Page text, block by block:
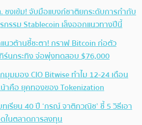
ชงเข้ม! จับมือแบงก์ชาติยกระดับการกำกับ
กรรม Stablecoin เล็งออกแนวทางปีนี้
นวต้านชี้ชะตา! กราฟ Bitcoin ก่อตัว
ร์นกระทิง จ่อพุ่งทดสอบ $76,000
กมุมมอง CIO Bitwise ทำไม 12-24 เดือน
าคือ ยุคทองของ Tokenization
เรียน 40 ปี ‘กรณ์ จาติกวณิช’ ชี้ 5 วิธีเอา
ในตลาดการลงทุน